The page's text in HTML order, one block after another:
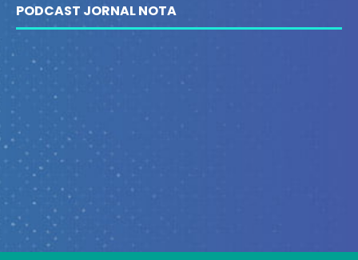
PODCAST JORNAL NOTA